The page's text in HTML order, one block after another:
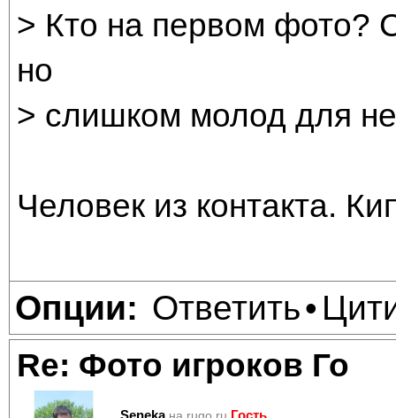
> Кто на первом фото?
но
> слишком молод для
Человек из контакта.
Опции: Ответить•
Re: Фото игроков Го